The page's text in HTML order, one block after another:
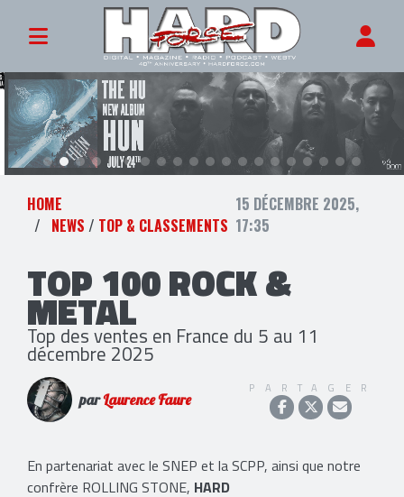
HOME
NEWS / TOP & CLASSEMENTS
15 DÉCEMBRE 2025,
17:35
TOP 100 ROCK &
METAL
Top des ventes en France du 5 au 11
décembre 2025
parLaurence Faure
PARTAGER
En partenariat avec le SNEP et la SCPP, ainsi que notre
confrère ROLLING STONE, HARD